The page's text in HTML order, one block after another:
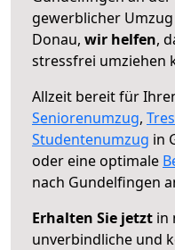
gewerblicher
Donau, wir helfen,
stressfrei umziehen
Allzeit bereit für
Seniorenumzug,
Studentenumzug in
oder eine optimale
nach Gundelfingen
Erhalten Sie jetzt in
unverbindliche und